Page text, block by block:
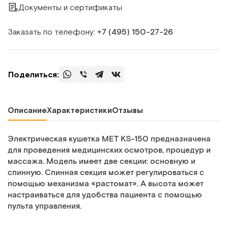
Документы и сертификаты
Заказать по телефону: +7 (495) 150‑27‑26
Поделиться:
ОписаниеХарактеристикиОтзывы
Электрическая кушетка MET KS-150 предназначена
для проведения медицинских осмотров, процедур и
массажа. Модель имеет две секции: основную и
спинную. Спинная секция может регулироваться с
помощью механизма «растомат». А высота может
настраиваться для удобства пациента с помощью
пульта управления.